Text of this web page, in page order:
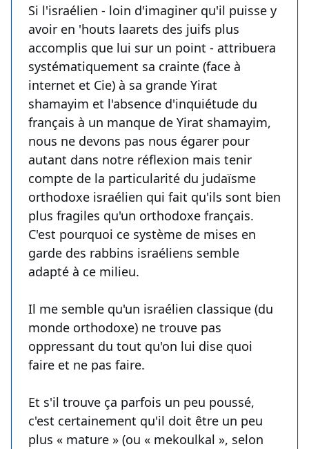
Si l'israélien - loin d'imaginer qu'il puisse y
avoir en 'houts laarets des juifs plus
accomplis que lui sur un point - attribuera
systématiquement sa crainte (face à
internet et Cie) à sa grande Yirat
shamayim et l'absence d'inquiétude du
français à un manque de Yirat shamayim,
nous ne devons pas nous égarer pour
autant dans notre réflexion mais tenir
compte de la particularité du judaïsme
orthodoxe israélien qui fait qu'ils sont bien
plus fragiles qu'un orthodoxe français.
C'est pourquoi ce système de mises en
garde des rabbins israéliens semble
adapté à ce milieu.
Il me semble qu'un israélien classique (du
monde orthodoxe) ne trouve pas
oppressant du tout qu'on lui dise quoi
faire et ne pas faire.
Et s'il trouve ça parfois un peu poussé,
c'est certainement qu'il doit être un peu
plus « mature » (ou « mekoulkal », selon